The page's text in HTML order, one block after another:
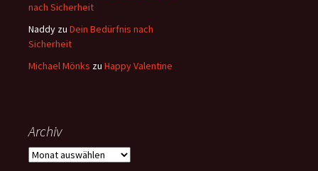
nach Sicherheit
Naddy zu Dein Bedürfnis nach
Sicherheit
Michael Mönks zu Happy Valentine
Archiv
Archiv